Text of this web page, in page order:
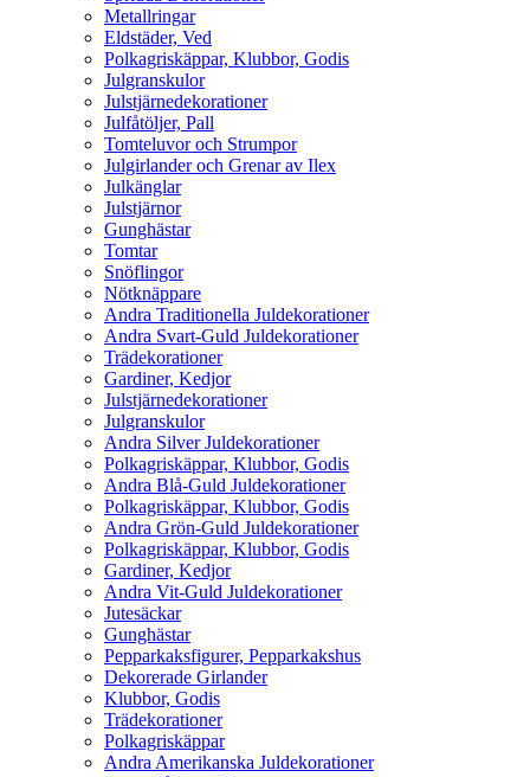
Metallringar
Eldstäder, Ved
Polkagriskäppar, Klubbor, Godis
Julgranskulor
Julstjärnedekorationer
Julfåtöljer, Pall
Tomteluvor och Strumpor
Julgirlander och Grenar av Ilex
Julkänglar
Julstjärnor
Gunghästar
Tomtar
Snöflingor
Nötknäppare
Andra Traditionella Juldekorationer
Andra Svart-Guld Juldekorationer
Trädekorationer
Gardiner, Kedjor
Julstjärnedekorationer
Julgranskulor
Andra Silver Juldekorationer
Polkagriskäppar, Klubbor, Godis
Andra Blå-Guld Juldekorationer
Polkagriskäppar, Klubbor, Godis
Andra Grön-Guld Juldekorationer
Polkagriskäppar, Klubbor, Godis
Gardiner, Kedjor
Andra Vit-Guld Juldekorationer
Jutesäckar
Gunghästar
Pepparkaksfigurer, Pepparkakshus
Dekorerade Girlander
Klubbor, Godis
Trädekorationer
Polkagriskäppar
Andra Amerikanska Juldekorationer